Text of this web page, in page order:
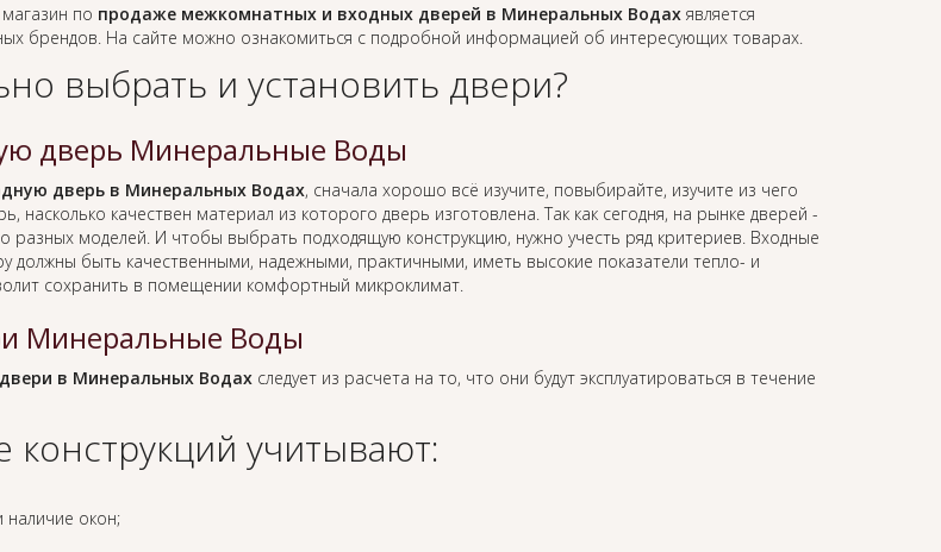
по продаже межкомнатных и входных дверей в Минеральных Водахявляется
брендов. На сайте можно ознакомиться с подробной информацией об интересующих товарах.
выбрать и установить двери?
дверь Минеральные Воды
дверь в Минеральных Водах, сначала хорошо всё изучите, повыбирайте, изучите из чего
насколько качествен материал из которого дверь изготовлена. Так как сегодня, на рынке дверей -
разных моделей. И чтобы выбрать подходящую конструкцию, нужно учесть ряд критериев. Входные
должны быть качественными, надежными, практичными, иметь высокие показатели тепло- и
сохранить в помещении комфортный микроклимат.
Минеральные Воды
в Минеральных Водахследует из расчета на то, что они будут эксплуатироваться в течение
учитывают:
наличие окон;